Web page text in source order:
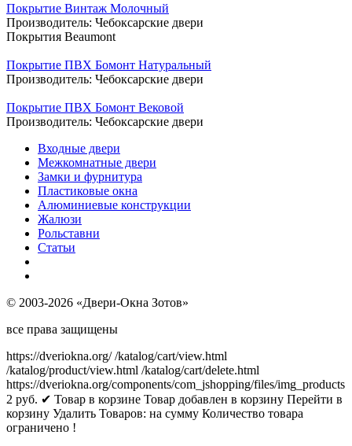
Покрытие Винтаж Молочный
Производитель: Чебоксарские двери
Покрытия Beaumont
Покрытие ПВХ Бомонт Натуральный
Производитель: Чебоксарские двери
Покрытие ПВХ Бомонт Вековой
Производитель: Чебоксарские двери
Входные двери
Межкомнатные двери
Замки и фурнитура
Пластиковые окна
Алюминиевые конструкции
Жалюзи
Рольставни
Статьи
© 2003-2026 «Двери-Окна Зотов»
все права защищены
https://dveriokna.org/ /katalog/cart/view.html
/katalog/product/view.html /katalog/cart/delete.html
https://dveriokna.org/components/com_jshopping/files/img_products
2 руб. ✔ Товар в корзине Товар добавлен в корзину Перейти в
корзину Удалить Товаров: на сумму Количество товара
ограничено !